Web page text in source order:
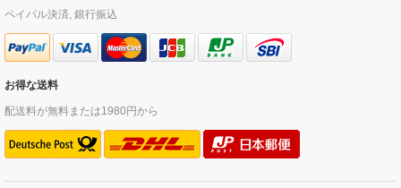
ペイパル決済, 銀行振込
お得な送料
配送料が無料または1980円から